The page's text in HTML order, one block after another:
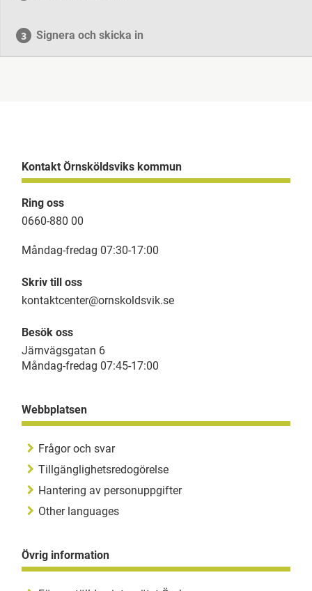
Signera och skicka in
Kontakt Örnsköldsviks kommun
Ring oss
0660-880 00
Måndag-fredag 07:30-17:00
Skriv till oss
kontaktcenter@ornskoldsvik.se
Besök oss
Järnvägsgatan 6
Måndag-fredag 07:45-17:00
Webbplatsen
Frågor och svar
Tillgänglighetsredogörelse
Hantering av personuppgifter
Other languages
Övrig information